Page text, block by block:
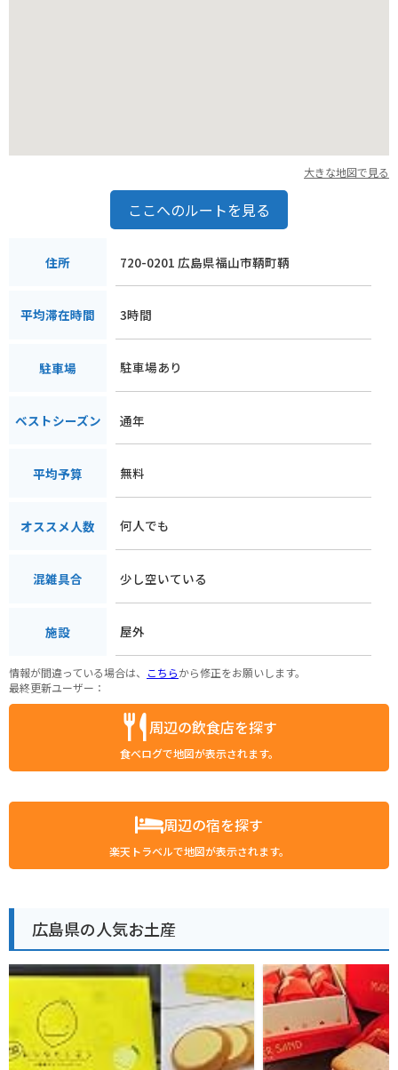
大きな地図で見る
ここへのルートを見る
住所 720-0201 広島県福山市鞆町鞆
平均滞在時間 3時間
駐車場 駐車場あり
ベストシーズン 通年
平均予算 無料
オススメ人数 何人でも
混雑具合 少し空いている
施設 屋外
情報が間違っている場合は、 こちらから修正をお願いします。
最終更新ユーザー：
周辺の飲食店を探す
食べログで地図が表示されます。
周辺の宿を探す
楽天トラベルで地図が表示されます。
広島県の人気お土産